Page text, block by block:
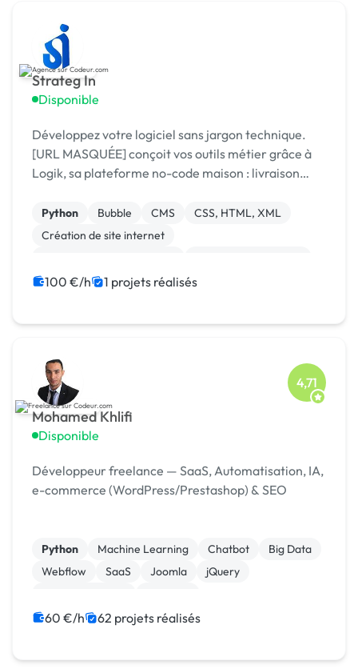
Strateg In
Disponible
Développez votre logiciel sans jargon technique.
[URL MASQUÉE] conçoit vos outils métier grâce à
Logik, sa plateforme no-code maison : livraison
Python Bubble CMS
CSS, HTML, XML
Création de site internet
Gestion site web
Installation de Script
100 €/h 1 projets réalisés
Mohamed Khlifi
Disponible
4,71
Développeur freelance — SaaS, Automatisation, IA,
e-commerce (WordPress/Prestashop) & SEO
Python Machine Learning Chatbot
Big Data
Webflow
SaaS Joomla
jQuery
60 €/h 62 projets réalisés